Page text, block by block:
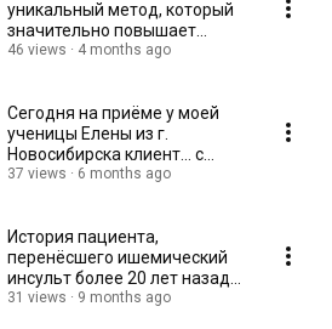
уникальный метод, который
значительно повышает
результативность работы.
46 views 4 months ago
Сегодня на приёме у моей
ученицы Елены из г.
Новосибирска клиент... с
хвостом 🐶
37 views 6 months ago
История пациента,
перенёсшего ишемический
инсульт более 20 лет назад
👉читайте в Записях
31 views 9 months ago